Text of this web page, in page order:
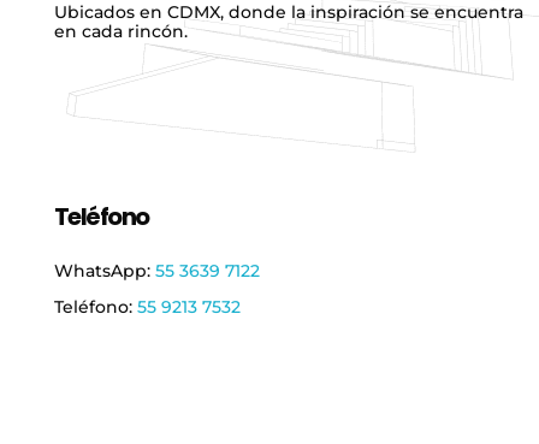
Teléfono
WhatsApp: 55 3639 7122
Teléfono: 55 9213 7532
Ubicados en CDMX, donde la inspiración se encuentra
en cada rincón.